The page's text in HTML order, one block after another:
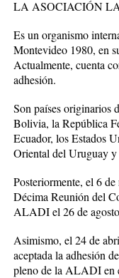
LA ASOCIACIÓN
Es un organismo
Montevideo 1980, en
Actualmente, cuenta
adhesión.
Son países
Bolivia, la República
Ecuador, los Estados
Oriental del Uruguay
Posteriormente, el 6
Décima Reunión del
ALADI el 26 de
Asimismo, el 24 de
aceptada la adhesión
pleno de la ALADI en